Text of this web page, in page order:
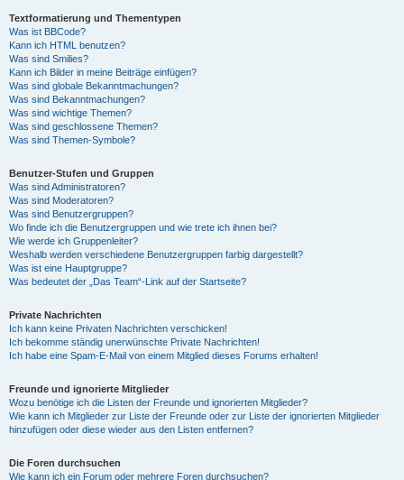
Textformatierung und Thementypen
Was ist BBCode?
Kann ich HTML benutzen?
Was sind Smilies?
Kann ich Bilder in meine Beiträge einfügen?
Was sind globale Bekanntmachungen?
Was sind Bekanntmachungen?
Was sind wichtige Themen?
Was sind geschlossene Themen?
Was sind Themen-Symbole?
Benutzer-Stufen und Gruppen
Was sind Administratoren?
Was sind Moderatoren?
Was sind Benutzergruppen?
Wo finde ich die Benutzergruppen und wie trete ich ihnen bei?
Wie werde ich Gruppenleiter?
Weshalb werden verschiedene Benutzergruppen farbig dargestellt?
Was ist eine Hauptgruppe?
Was bedeutet der „Das Team“-Link auf der Startseite?
Private Nachrichten
Ich kann keine Privaten Nachrichten verschicken!
Ich bekomme ständig unerwünschte Private Nachrichten!
Ich habe eine Spam-E-Mail von einem Mitglied dieses Forums erhalten!
Freunde und ignorierte Mitglieder
Wozu benötige ich die Listen der Freunde und ignorierten Mitglieder?
Wie kann ich Mitglieder zur Liste der Freunde oder zur Liste der ignorierten Mitglieder
hinzufügen oder diese wieder aus den Listen entfernen?
Die Foren durchsuchen
Wie kann ich ein Forum oder mehrere Foren durchsuchen?